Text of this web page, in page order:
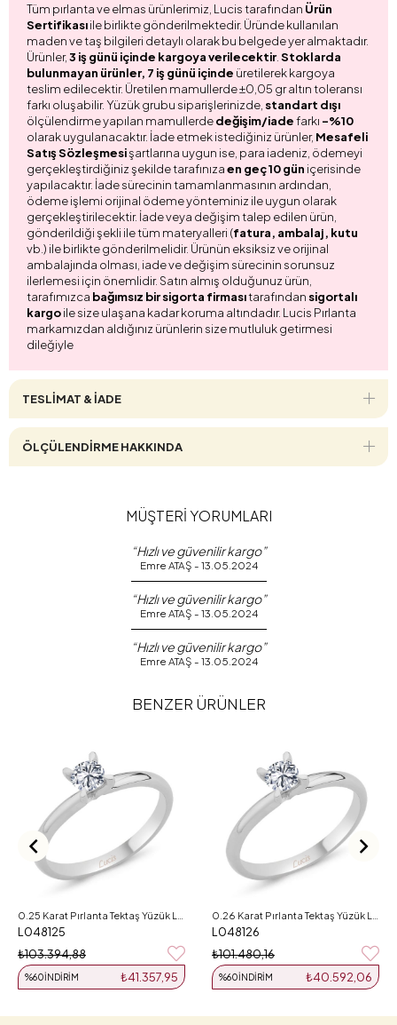
Tüm pırlanta ve elmas ürünlerimiz, Lucis tarafından Ürün
Sertifikasıile birlikte gönderilmektedir. Üründe kullanılan
maden ve taş bilgileri detaylı olarak bu belgede yer almaktadır.
Ürünler,3 iş günü içinde kargoya verilecektir. Stoklarda
bulunmayan ürünler, 7 iş günü içinde üretilerek kargoya
teslim edilecektir. Üretilen mamullerde ±0,05 gr altın toleransı
farkı oluşabilir. Yüzük grubu siparişlerinizde, standart dışı
ölçülendirme yapılan mamullerdedeğişim/iadefarkı -%10
olarak uygulanacaktır. İade etmek istediğiniz ürünler, Mesafeli
Satış Sözleşmesişartlarına uygun ise, para iadeniz, ödemeyi
gerçekleştirdiğiniz şekilde tarafınızaen geç 10 gün içerisinde
yapılacaktır. İade sürecinin tamamlanmasının ardından,
ödeme işlemi orijinal ödeme yönteminiz ile uygun olarak
gerçekleştirilecektir. İade veya değişim talep edilen ürün,
gönderildiği şekli ile tüm materyalleri (fatura, ambalaj, kutu
vb.) ile birlikte gönderilmelidir. Ürünün eksiksiz ve orijinal
ambalajında olması, iade ve değişim sürecinin sorunsuz
ilerlemesi için önemlidir. Satın almış olduğunuz ürün,
tarafımızca bağımsız bir sigorta firmasıtarafından sigortalı
kargoile size ulaşana kadar koruma altındadır. Lucis Pırlanta
markamızdan aldığınız ürünlerin size mutluluk getirmesi
dileğiyle
TESLİMAT & İADE
ÖLÇÜLENDİRME HAKKINDA
MÜŞTERİ YORUMLARI
“Hızlı ve güvenilir kargo”
Emre ATAŞ - 13.05.2024
“Hızlı ve güvenilir kargo”
Emre ATAŞ - 13.05.2024
“Hızlı ve güvenilir kargo”
Emre ATAŞ - 13.05.2024
BENZER ÜRÜNLER
L048125
₺41.357,95
%60İNDIRIM
₺103.394,88
L048126
₺40.592,06
%60İNDIRIM
₺101.480,16